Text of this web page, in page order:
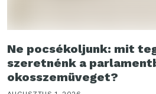
Ne pocsékoljunk: mit
szeretnénk a
okosszemüveget?